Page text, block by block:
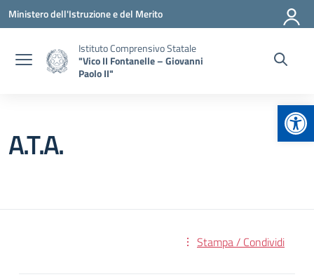
Vai ai contenuti
Vai al menu di navigazione
Vai al footer
Ministero dell'Istruzione e del Merito
Istituto Comprensivo Statale
"Vico II Fontanelle – Giovanni
Paolo II"
A.T.A.
Stampa / Condividi